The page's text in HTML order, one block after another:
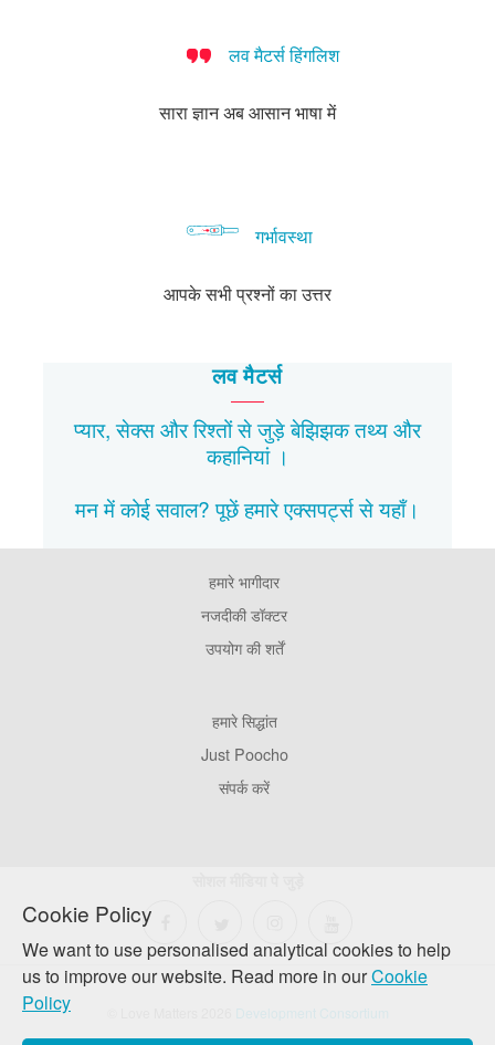
Cookie Policy
We want to use personalised analytical cookies to help
us to improve our website. Read more in ourCookie
Policy
लव मैटर्स हिंगलिश
सारा ज्ञान अब आसान भाषा में
गर्भावस्था
आपके सभी प्रश्नों का उत्तर
लव मैटर्स
प्यार, सेक्स और रिश्तों से जुड़े बेझिझकतथ्यऔर
कहानियां।
मन में कोई सवाल? पूछें हमारे एक्सपर्ट्स सेयहाँ।
हमारे भागीदार
नजदीकी डॉक्टर
उपयोग की शर्तें
हमारे सिद्धांत
Just Poocho
संपर्क करें